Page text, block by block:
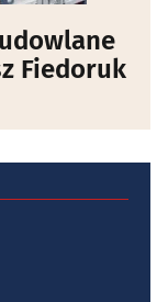
Fiedoruk